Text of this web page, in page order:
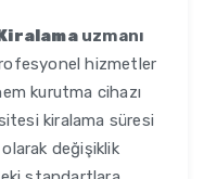
uzmanı
hizmetler
kurutma cihazı
kiralama süresi
değişiklik